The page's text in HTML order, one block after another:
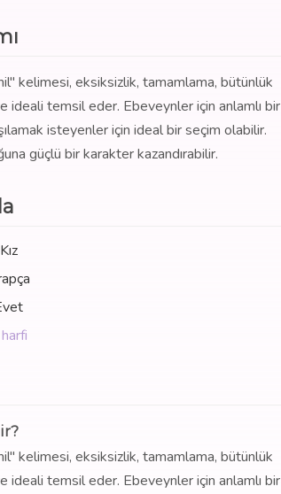
kelimesi, eksiksizlik, tamamlama, bütünlük
ideali temsil eder. Ebeveynler için anlamlı bir
isteyenler için ideal bir seçim olabilir.
güçlü bir karakter kazandırabilir.
Kız
kelimesi, eksiksizlik, tamamlama, bütünlük
ideali temsil eder. Ebeveynler için anlamlı bir